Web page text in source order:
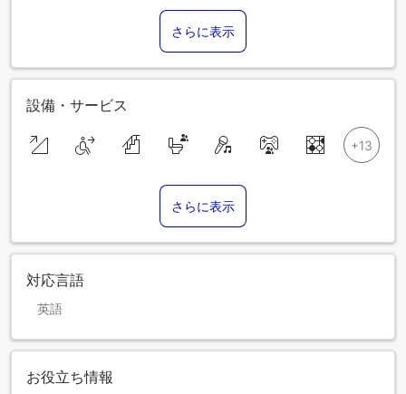
さらに表示
設備・サービス
さらに表示
対応言語
英語
お役立ち情報